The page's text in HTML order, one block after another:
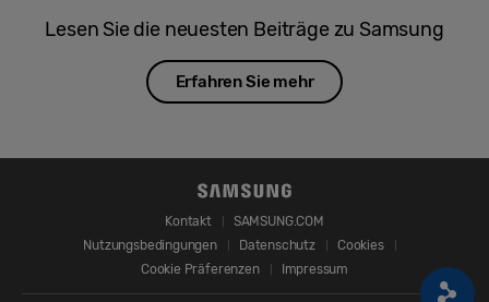
Lesen Sie die neuesten Beiträge zu Samsung
Erfahren Sie mehr
Kontakt
SAMSUNG.COM
Nutzungsbedingungen
Datenschutz
Cookies
Cookie Präferenzen
Impressum